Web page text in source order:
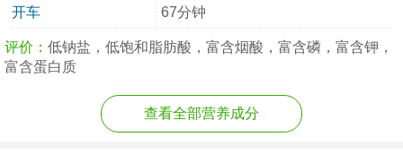
开车 67分钟
评价： 低钠盐，低饱和脂肪酸，富含烟酸，富含磷，富含钾，
富含蛋白质
查看全部营养成分